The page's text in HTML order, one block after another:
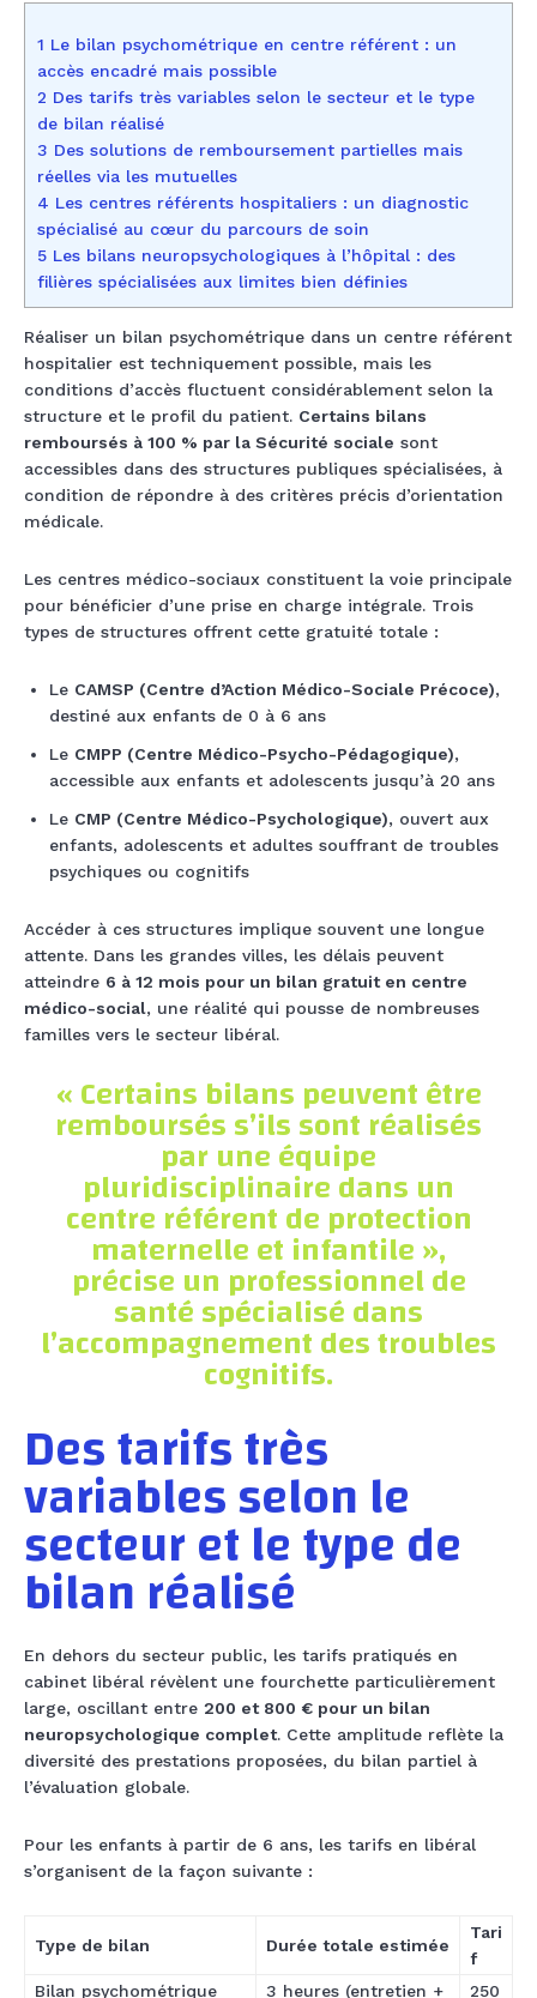
1 Le bilan psychométrique en centre référent : un
accès encadré mais possible
2 Des tarifs très variables selon le secteur et le type
de bilan réalisé
3 Des solutions de remboursement partielles mais
réelles via les mutuelles
4 Les centres référents hospitaliers : un diagnostic
spécialisé au cœur du parcours de soin
5 Les bilans neuropsychologiques à l’hôpital : des
filières spécialisées aux limites bien définies
Réaliser un bilan psychométrique dans un centre référent
hospitalier est techniquement possible, mais les
conditions d’accès fluctuent considérablement selon la
structure et le profil du patient. Certains bilans
remboursés à 100 % par la Sécurité sociale sont
accessibles dans des structures publiques spécialisées, à
condition de répondre à des critères précis d’orientation
médicale.
Les centres médico-sociaux constituent la voie principale
pour bénéficier d’une prise en charge intégrale. Trois
types de structures offrent cette gratuité totale :
Le CAMSP (Centre d’Action Médico-Sociale Précoce),
destiné aux enfants de 0 à 6 ans
Le CMPP (Centre Médico-Psycho-Pédagogique),
accessible aux enfants et adolescents jusqu’à 20 ans
Le CMP (Centre Médico-Psychologique), ouvert aux
enfants, adolescents et adultes souffrant de troubles
psychiques ou cognitifs
Accéder à ces structures implique souvent une longue
attente. Dans les grandes villes, les délais peuvent
atteindre 6 à 12 mois pour un bilan gratuit en centre
médico-social, une réalité qui pousse de nombreuses
familles vers le secteur libéral.
« Certains bilans peuvent être
remboursés s’ils sont réalisés
par une équipe
pluridisciplinaire dans un
centre référent de protection
maternelle et infantile »,
précise un professionnel de
santé spécialisé dans
l’accompagnement des troubles
cognitifs.
Des tarifs très
variables selon le
secteur et le type de
bilan réalisé
En dehors du secteur public, les tarifs pratiqués en
cabinet libéral révèlent une fourchette particulièrement
large, oscillant entre 200 et 800 € pour un bilan
neuropsychologique complet. Cette amplitude reflète la
diversité des prestations proposées, du bilan partiel à
l’évaluation globale.
Pour les enfants à partir de 6 ans, les tarifs en libéral
s’organisent de la façon suivante :
Type de bilan Durée totale estimée
Tari
f
Bilan psychométrique
3 heures (entretien + 250